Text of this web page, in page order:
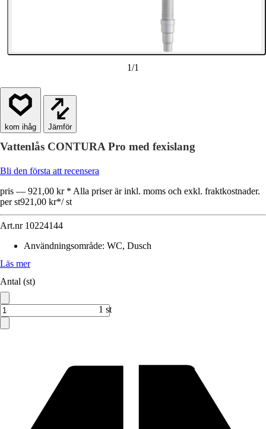
1/1
Jämför
Vattenlås CONTURA Pro med fexislang
Bli den första att recensera
pris — 921,00 kr * Alla priser är inkl. moms och exkl. fraktkostnader.
per st921,00 kr*/ st
Art.nr 10224144
Användningsområde: WC, Dusch
Läs mer
Antal (st)
1 st